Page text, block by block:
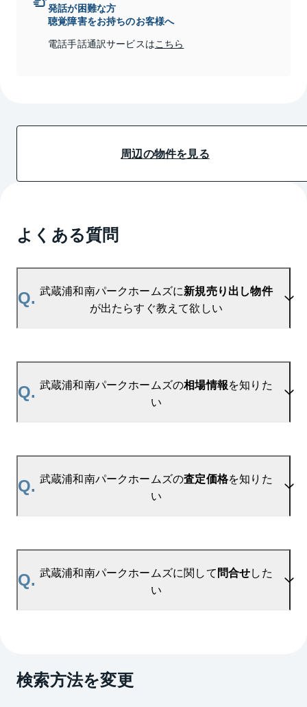
発話が困難な方
聴覚障害をお持ちのお客様へ
電話手話通訳サービスはこちら
周辺の物件を見る
よくある質問
Q. 武蔵浦和南パークホームズに新規売り出し物件
が出たらすぐ教えて欲しい
A.当サイトには、「売り出されたら教えて」リクエス
ト機能がございます。お気に入りのマンションをご
登録いただきますと、新着情報をいち早くお届けし
Q. 武蔵浦和南パークホームズの相場情報を知りた
い
A.参考相場価格、参考相場賃料を掲載しております。
武蔵浦和南パークホームズの過去の販売事例や、周
辺の販売実績からAIが算出した数値です。ご希望の
Q. 武蔵浦和南パークホームズの査定価格を知りた
い
A.武蔵浦和南パークホームズの無料売却査定は
お問い合わせフォームよりお問い合わせください。
マンションAI査定では、ご所有マンションの推定価
Q. 武蔵浦和南パークホームズに関して 問合せした
い
賃貸に関するお問い合わせは、
検索方法を変更